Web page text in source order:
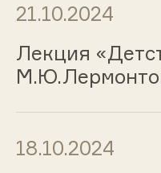
21.10.2024
Лекция
18.10.2024